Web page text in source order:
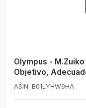
Olympus - M.Zuiko
Objetivo,
Modelos Olympus
ASIN: B01LYHW9HA